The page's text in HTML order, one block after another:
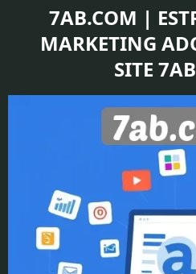
MOBILE
PAGAMENTOS
ROLETA
7AB.COM |
MARKETING
SITE